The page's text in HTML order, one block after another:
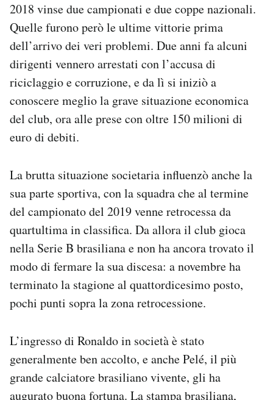
2018 vinse due campionati e due coppe nazionali.
Quelle furono però le ultime vittorie prima
dell’arrivo dei veri problemi. Due anni fa alcuni
dirigenti vennero arrestati con l’accusa di
riciclaggio e corruzione, e da lì si iniziò a
conoscere meglio la grave situazione economica
del club, ora alle prese con oltre 150 milioni di
euro di debiti.
La brutta situazione societaria influenzò anche la
sua parte sportiva, con la squadra che al termine
del campionato del 2019 venne retrocessa da
quartultima in classifica. Da allora il club gioca
nella Serie B brasiliana e non ha ancora trovato il
modo di fermare la sua discesa: a novembre ha
terminato la stagione al quattordicesimo posto,
pochi punti sopra la zona retrocessione.
L’ingresso di Ronaldo in società è stato
generalmente ben accolto, e anche Pelé, il più
grande calciatore brasiliano vivente, gli ha
augurato buona fortuna. La stampa brasiliana,